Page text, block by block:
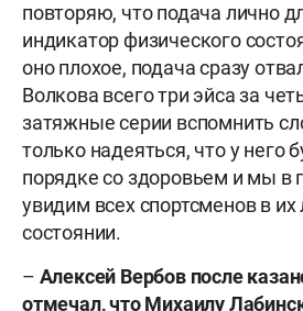
повторяю, что подача лично
индикатор физического
оно плохое, подача сразу
Волкова всего три эйса за
затяжные серии вспомнить
только надеяться, что у него
порядке со здоровьем и мы в
увидим всех спортсменов в
состоянии.
– Алексей Вербов после
отмечал, чтоМихаилу